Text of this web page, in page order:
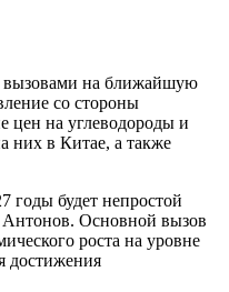
на ближайшую
со стороны
цен на углеводороды и
них в Китае, а также
годы будет непростой
Антонов. Основной вызов
роста на уровне
достижения